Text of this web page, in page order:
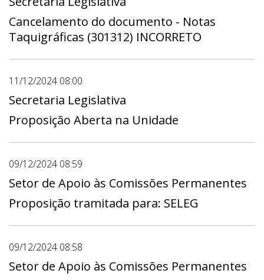
Cancelamento do documento - Notas
Taquigráficas (301312) INCORRETO
11/12/2024 08:00
Secretaria Legislativa
Proposição Aberta na Unidade
09/12/2024 08:59
Setor de Apoio às Comissões Permanentes
Proposição tramitada para: SELEG
09/12/2024 08:58
Setor de Apoio às Comissões Permanentes